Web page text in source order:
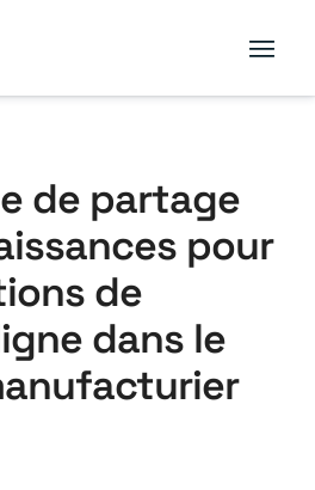
de partage
pour
de
dans le